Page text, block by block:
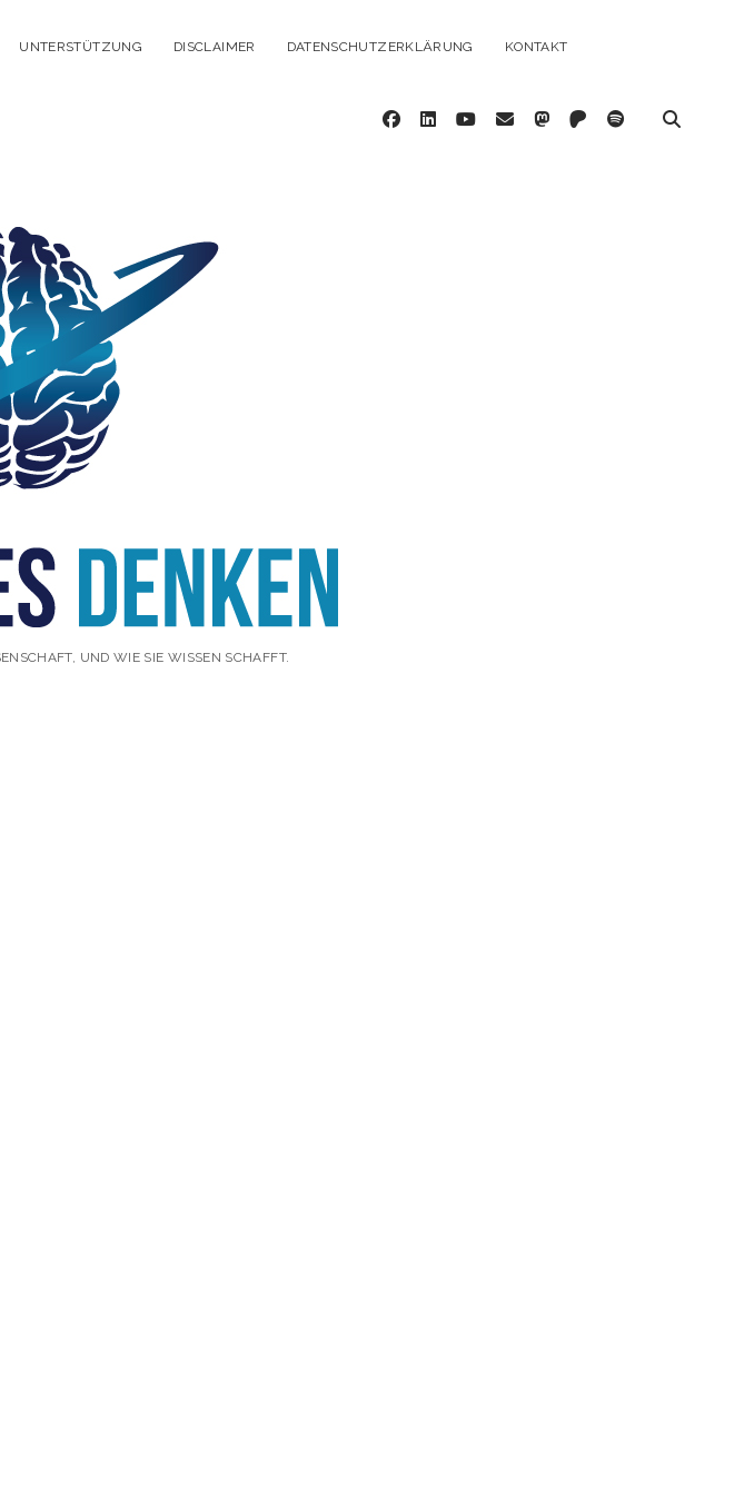
UNTERSTÜTZUNG DISCLAIMER DATENSCHUTZERKLÄRUNG KONTAKT
facebook
linkedinyoutube
emailmastodon
patreonspotify
UND WIE SIE WISSEN SCHAFFT.